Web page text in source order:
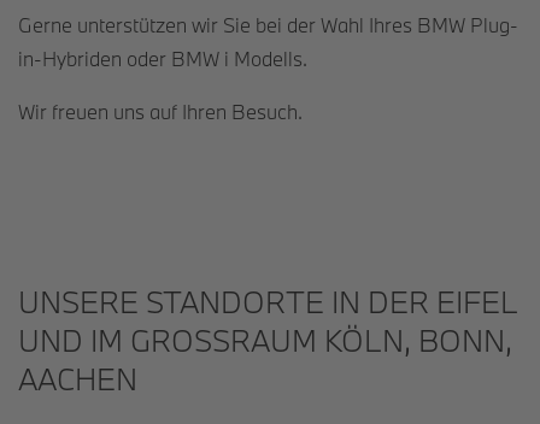
Gerne unterstützen wir Sie bei der Wahl Ihres BMW Plug-
in-Hybriden oder BMW i Modells.
Wir freuen uns auf Ihren Besuch.
UNSERE STANDORTE IN DER EIFEL
UND IM GROSSRAUM KÖLN, BONN, A
ACHEN